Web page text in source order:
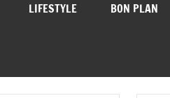
LIFESTYLE BON PLAN